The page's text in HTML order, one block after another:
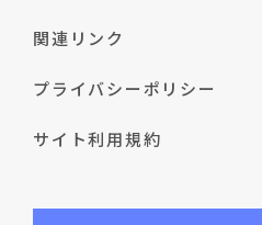
関連リンク
プライバシーポリシー
サイト利用規約